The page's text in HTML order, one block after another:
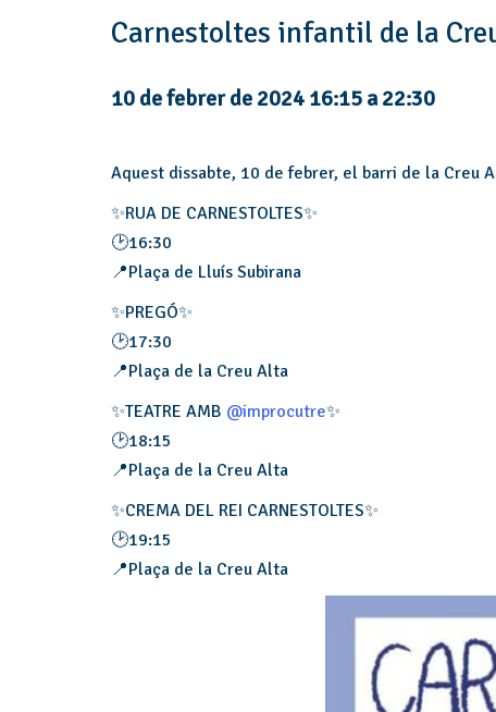
Carnestoltes infantil de la
10 de febrer de 2024 16:15 a22:30
Aquest dissabte, 10 de febrer, el barri de la Creu
✨RUA DE CARNESTOLTES✨
🕑16:30
📍Plaça de Lluís Subirana
✨PREGÓ✨
🕑17:30
📍Plaça de la Creu Alta
✨TEATRE AMB @improcutre✨
🕑18:15
📍Plaça de la Creu Alta
✨CREMA DEL REI CARNESTOLTES✨
🕑19:15
📍Plaça de la Creu Alta